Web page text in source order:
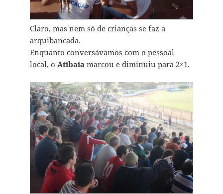
Claro, mas nem só de crianças se faz a
arquibancada.
Enquanto conversávamos com o pessoal
local, o Atibaia marcou e diminuiu para 2×1.